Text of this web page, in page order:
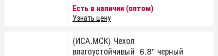
Есть в наличии (оптом)
Узнать цену
(ИСА.МСК) Чехол
влагоустойчивый 6.8" черный